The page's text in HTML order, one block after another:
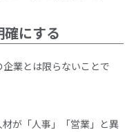
にする
業とは限らないことで
が「人事」「営業」と異